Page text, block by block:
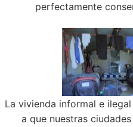
perfectamente
La vivienda informal e
a que nuestras